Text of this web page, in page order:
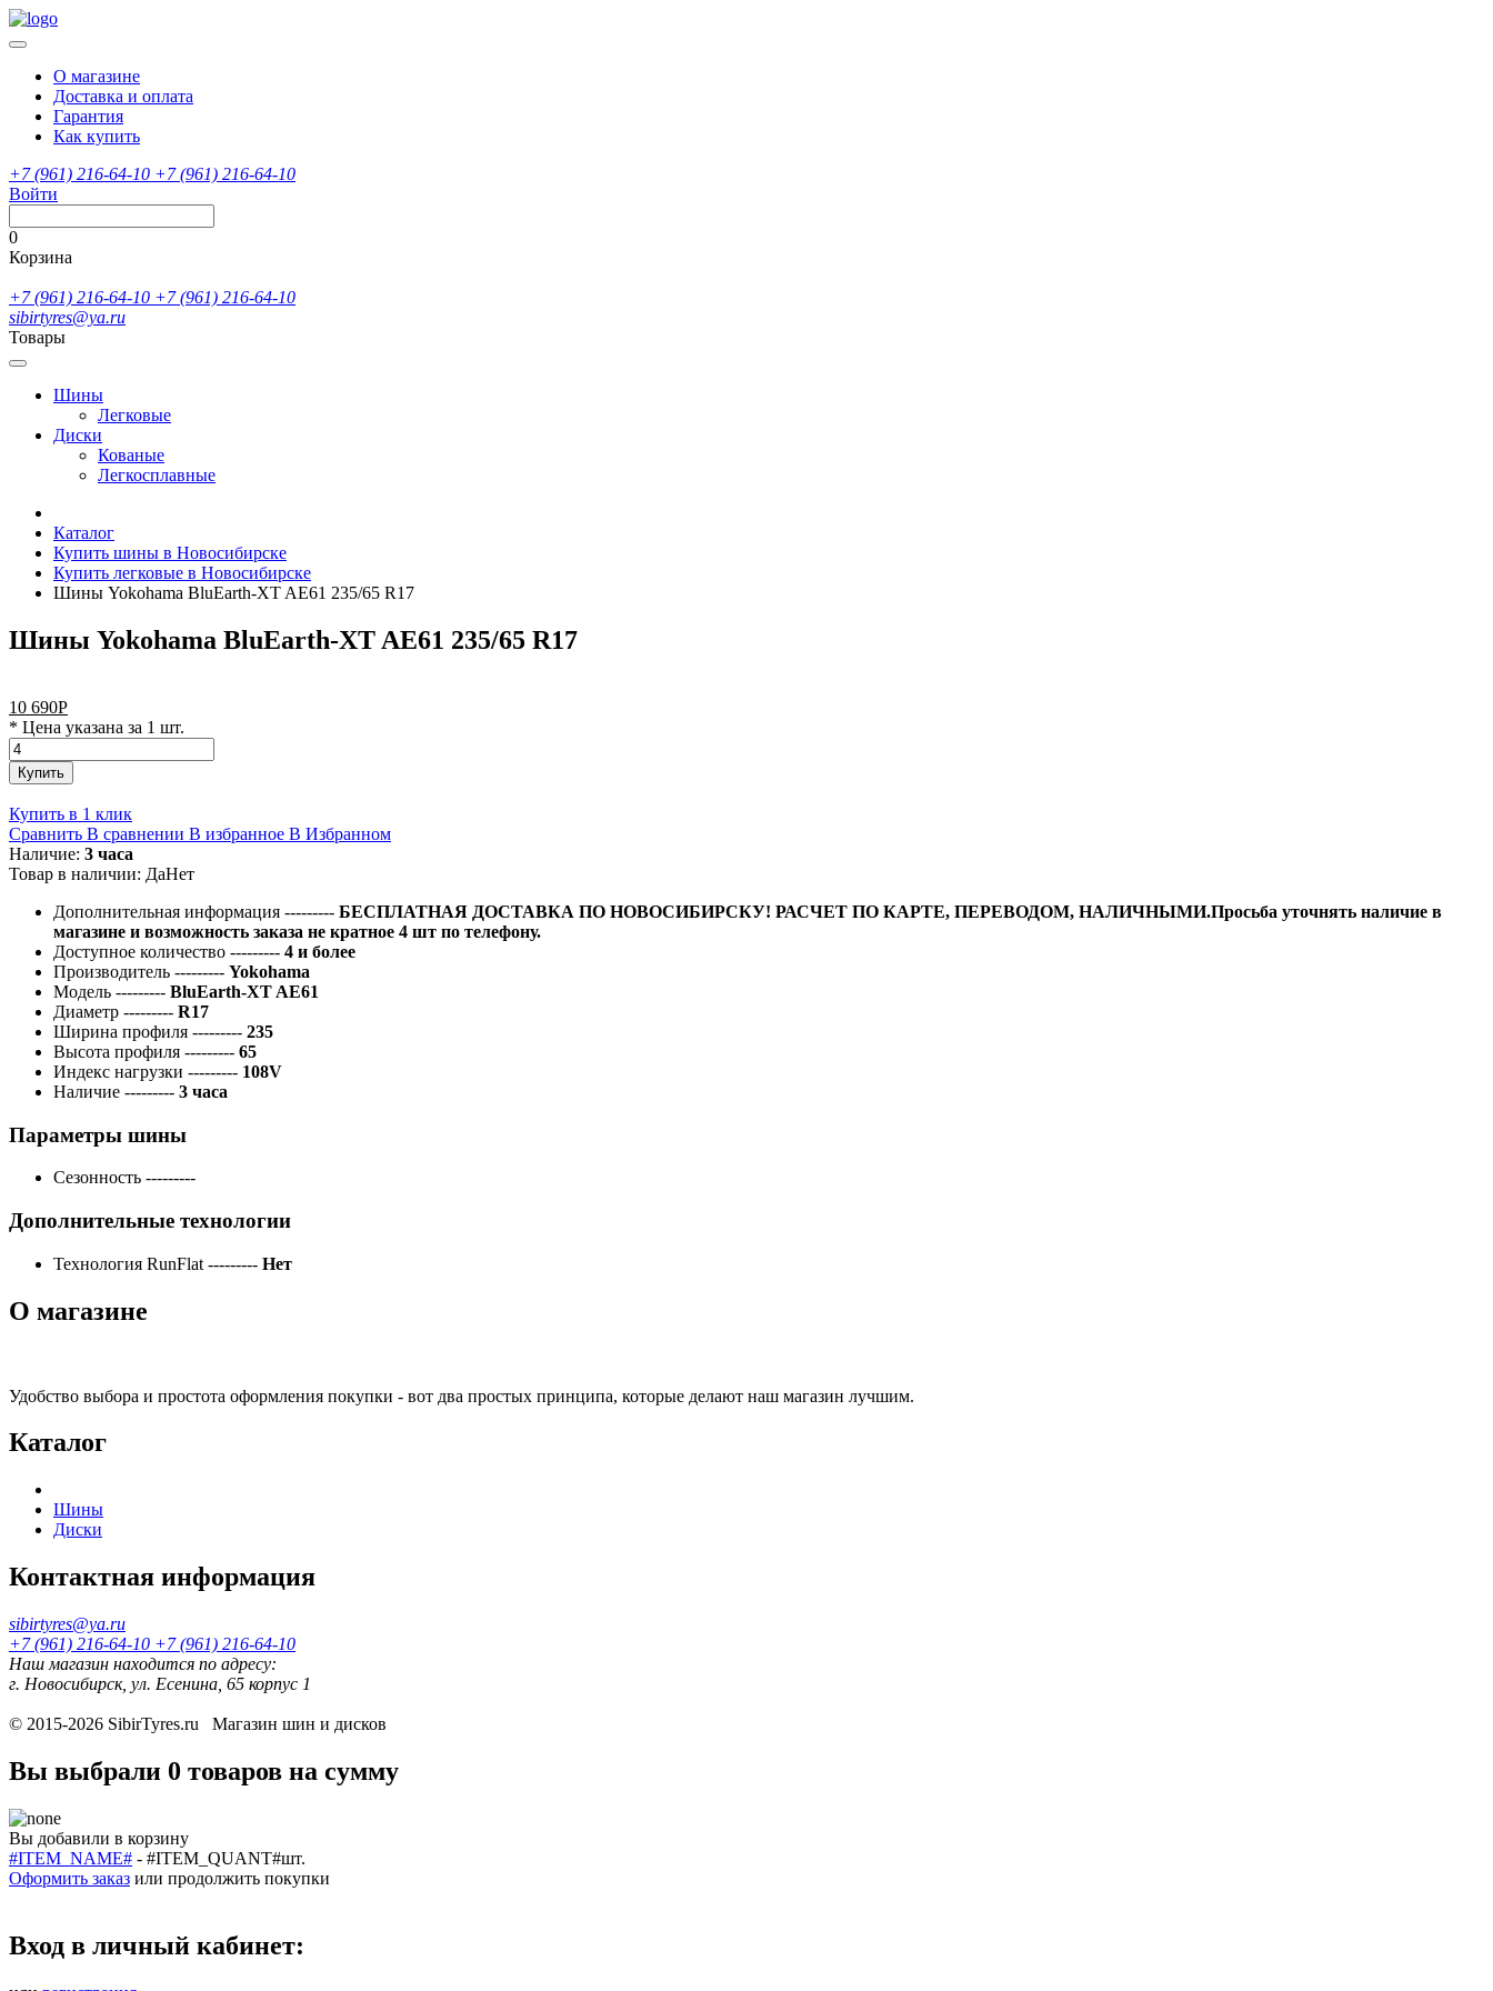
О магазине
Доставка и оплата
Гарантия
Как купить
+7 (961) 216-64-10 +7 (961) 216-64-10
Войти
0
Корзина
+7 (961) 216-64-10 +7 (961) 216-64-10
sibirtyres@ya.ru
Товары
Шины
Легковые
Диски
Кованые
Легкосплавные
Каталог
Купить шины в Новосибирске
Купить легковые в Новосибирске
Шины Yokohama BluEarth-XT AE61 235/65 R17
Шины Yokohama BluEarth-XT AE61 235/65 R17
10 690Р
* Цена указана за 1 шт.
Купить
Купить в 1 клик
Сравнить В сравнении В избранное В Избранном
Наличие: 3 часа
Товар в наличии: ДаНет
Дополнительная информация --------- БЕСПЛАТНАЯ ДОСТАВКА ПО НОВОСИБИРСКУ! РАСЧЕТ ПО КАРТЕ, ПЕРЕВОДОМ, НАЛИЧНЫМИ.Просьба уточнять наличие в
магазине и возможность заказа не кратное 4 шт по телефону.
Доступное количество --------- 4 и более
Производитель --------- Yokohama
Модель --------- BluEarth-XT AE61
Диаметр --------- R17
Ширина профиля --------- 235
Высота профиля --------- 65
Индекс нагрузки --------- 108V
Наличие --------- 3 часа
Параметры шины
Сезонность ---------
Дополнительные технологии
Технология RunFlat --------- Нет
О магазине
Удобство выбора и простота оформления покупки - вот два простых принципа, которые делают наш магазин лучшим.
Каталог
Шины
Диски
Контактная информация
sibirtyres@ya.ru
+7 (961) 216-64-10 +7 (961) 216-64-10
Наш магазин находится по адресу:
г. Новосибирск, ул. Есенина, 65 корпус 1
© 2015-2026 SibirTyres.ru Магазин шин и дисков
Вы выбрали 0 товаров на сумму
Вы добавили в корзину
#ITEM_NAME# - #ITEM_QUANT#шт.
Оформить заказ или продолжить покупки
Вход в личный кабинет: